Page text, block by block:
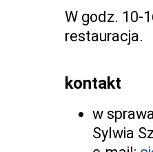
W godz. 10-
restauracja.
kontakt
w
Sylwia